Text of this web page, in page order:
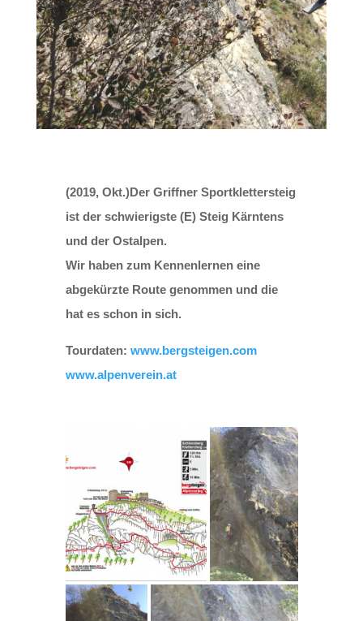
(2019, Okt.)Der Griffner Sportklettersteig
ist der schwierigste (E) Steig Kärntens
und der Ostalpen.
Wir haben zum Kennenlernen eine
abgekürzte Route genommen und die
hat es schon in sich.
Tourdaten: www.bergsteigen.com
www.alpenverein.at